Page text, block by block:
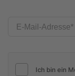
E-Mail-Adresse